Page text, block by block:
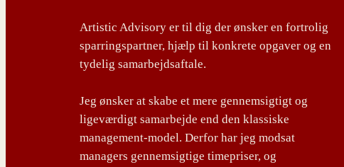
Artistic Advisory er til dig der ønsker en fortrolig
sparringspartner, hjælp til konkrete opgaver og en
tydelig samarbejdsaftale.
Jeg ønsker at skabe et mere gennemsigtigt og
ligeværdigt samarbejde end den klassiske
management-model. Derfor har jeg modsat
managers gennemsigtige timepriser, og